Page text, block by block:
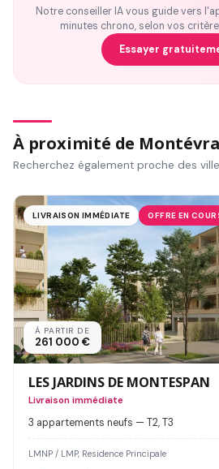
Notre conseiller IA vous guide vers
minutes chrono, selon vos
Essayer
À proximité de
Recherchez également proche des
LIVRAISON IMMÉDIATE OFFRE EN
À PARTIR DE
261 000 €
LES JARDINS DE MONTESPAN
Livraison immédiate
3 appartements neufs — T2, T3
LMNP / LMP, Residence Principale